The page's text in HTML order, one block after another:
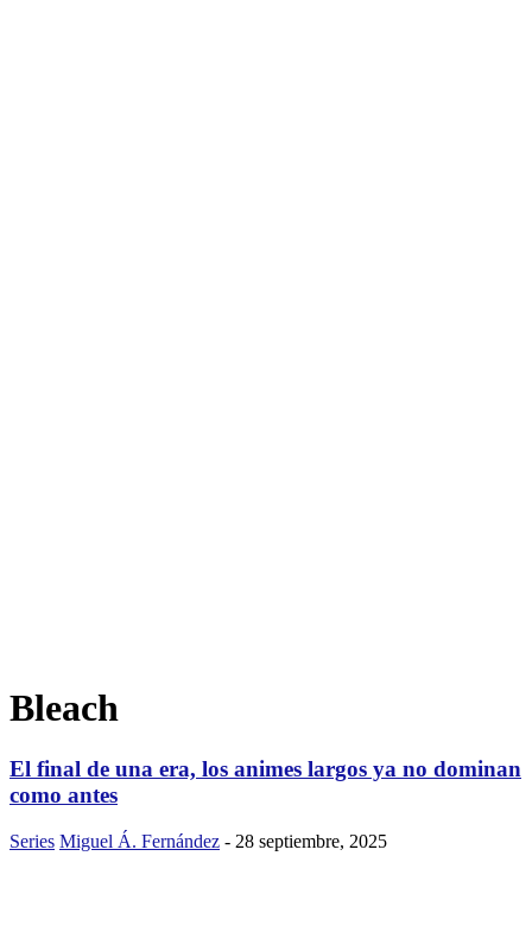
Bleach
El final de una era, los animes largos ya no dominan
como antes
Series Miguel Á. Fernández - 28 septiembre, 2025